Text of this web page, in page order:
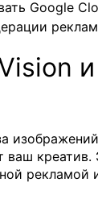
Google
креатив.
рекламой